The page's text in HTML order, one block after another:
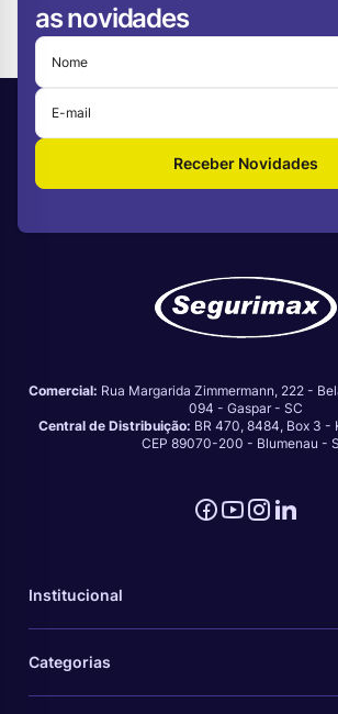
as novidades
Receber Novidades
Comercial: Rua Margarida Zimmermann, 222 -
094 - Gaspar - SC
Central de Distribuição: BR 470, 8484, Box 3 -
CEP 89070-200 - Blumenau -
Institucional
Categorias